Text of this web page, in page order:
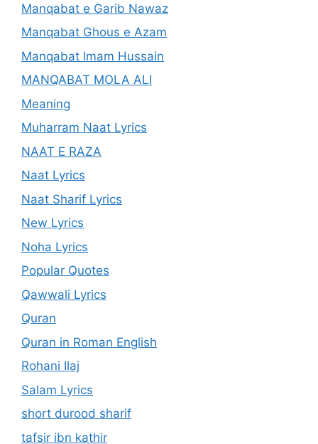
Manqabat e Garib Nawaz
Manqabat Ghous e Azam
Manqabat Imam Hussain
MANQABAT MOLA ALI
Meaning
Muharram Naat Lyrics
NAAT E RAZA
Naat Lyrics
Naat Sharif Lyrics
New Lyrics
Noha Lyrics
Popular Quotes
Qawwali Lyrics
Quran
Quran in Roman English
Rohani Ilaj
Salam Lyrics
short durood sharif
tafsir ibn kathir